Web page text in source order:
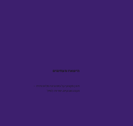
הישארו מעודכנים
תוכן מקצועי על גיוס ובינה מלאכותית -
פעם בשבועיים, ישירות למייל